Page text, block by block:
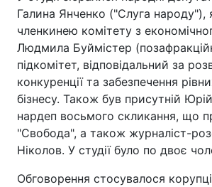
Галина Янченко ("Слуга народу"),
членкинею комітету з
Людмила Буймістер
підкомітет, відповідальний за
конкуренції та забезпечення
бізнесу. Також був присутній
нардеп восьмого скликання, що
"Свобода", а також журналіст-
Ніколов. У студії було по двоє
Обговорення стосувалося